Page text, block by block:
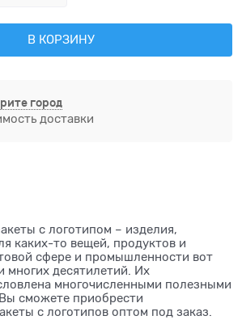
В КОРЗИНУ
город
доставки
с логотипом – изделия,
каких-то вещей, продуктов и
сфере и промышленности вот
многих десятилетий. Их
многочисленными полезными
сможете приобрести
с логотипов оптом под заказ.